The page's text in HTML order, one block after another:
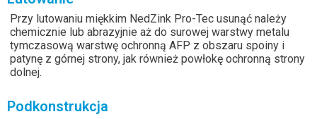
Przy lutowaniu miękkim NedZink Pro-Tec usunąć należy
chemicznie lub abrazyjnie aż do surowej warstwy metalu
tymczasową warstwę ochronną AFP z obszaru spoiny i
patynę z górnej strony, jak również powłokę ochronną strony
dolnej.
Podkonstrukcja